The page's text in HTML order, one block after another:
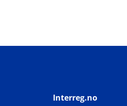
Interreg.no